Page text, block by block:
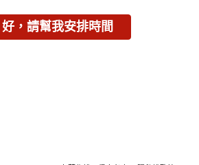
好，請幫我安排時間